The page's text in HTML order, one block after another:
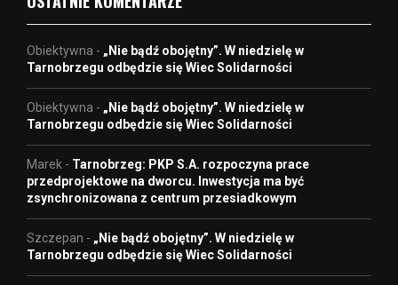
Obiektywna - „Nie bądź obojętny”. W niedzielę w
Tarnobrzegu odbędzie się Wiec Solidarności
Obiektywna - „Nie bądź obojętny”. W niedzielę w
Tarnobrzegu odbędzie się Wiec Solidarności
Marek - Tarnobrzeg: PKP S.A. rozpoczyna prace
przedprojektowe na dworcu. Inwestycja ma być
zsynchronizowana z centrum przesiadkowym
Szczepan - „Nie bądź obojętny”. W niedzielę w
Tarnobrzegu odbędzie się Wiec Solidarności